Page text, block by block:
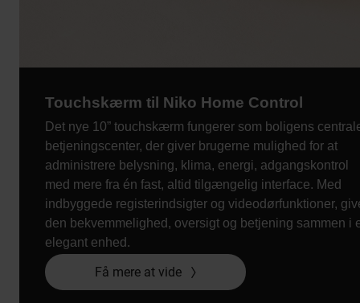
Touchskærm til Niko Home Control
Det nye 10” touchskærm fungerer som boligens
betjeningscenter, der giver brugerne mulighed for at
administrere belysning, klima, energi, adgangskontrol
med mere fra én fast, altid tilgængelig interface. Med
indbyggede registerindsigter og videodørfunktioner,
den bekvemmelighed, oversigt og betjening sammen i
elegant enhed.
Få mere at vide